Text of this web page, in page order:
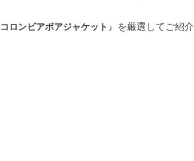
コロンビアボアジャケット 』を厳選してご紹介